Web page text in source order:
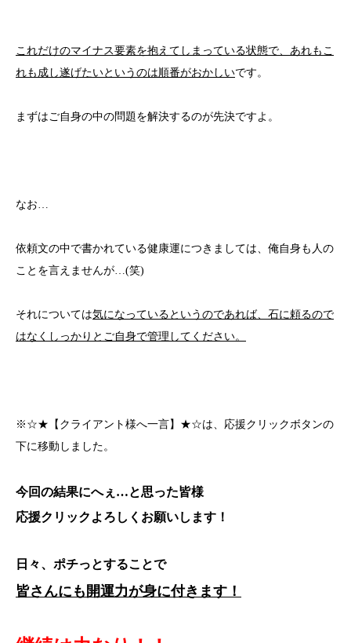
これだけのマイナス要素を抱えてしまっている状態で、あれもこ
れも成し遂げたいというのは順番がおかしいです。
まずはご自身の中の問題を解決するのが先決ですよ。
なお…
依頼文の中で書かれている健康運につきましては、俺自身も人の
ことを言えませんが…(笑)
それについては気になっているというのであれば、石に頼るので
はなくしっかりとご自身で管理してください。
※☆★【クライアント様へ一言】★☆は、応援クリックボタンの
下に移動しました。
今回の結果にへぇ…と思った皆様
応援クリックよろしくお願いします！
日々、ポチっとすることで
皆さんにも開運力が身に付きます！